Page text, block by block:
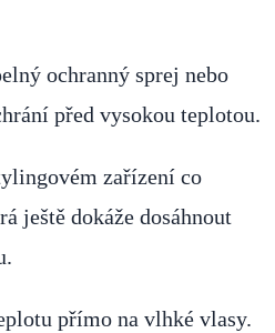
ochranný sprej nebo
před vysokou teplotou.
zařízení co
ještě dokáže dosáhnout
přímo na vlhké vlasy.